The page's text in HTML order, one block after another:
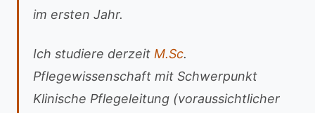
im ersten Jahr.
Ich studiere derzeit M.Sc.
Pflegewissenschaft mit Schwerpunkt
Klinische Pflegeleitung (voraussichtlicher